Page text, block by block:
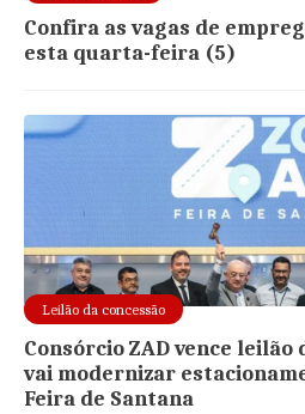
Confira as vagas de
esta quarta-feira (5)
Leilão da concessão
Consórcio ZAD vence leilão
vai modernizar
Feira de Santana